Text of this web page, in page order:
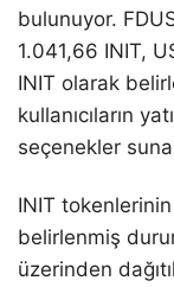
bulunuyor.
1.041,66 INIT,
INIT olarak
kullanıcıların
seçenekler
INIT
belirlenmiş
üzerinden